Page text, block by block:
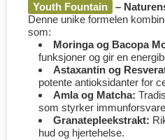
Youth Fountain
–
Denne unike formelen
som:
Moringa og Bacopa
funksjoner og gir en
Astaxantin og
potente antioksidanter for
Amla og Matcha:
som styrker
Granatepleekstrakt:
hud og hjertehelse.